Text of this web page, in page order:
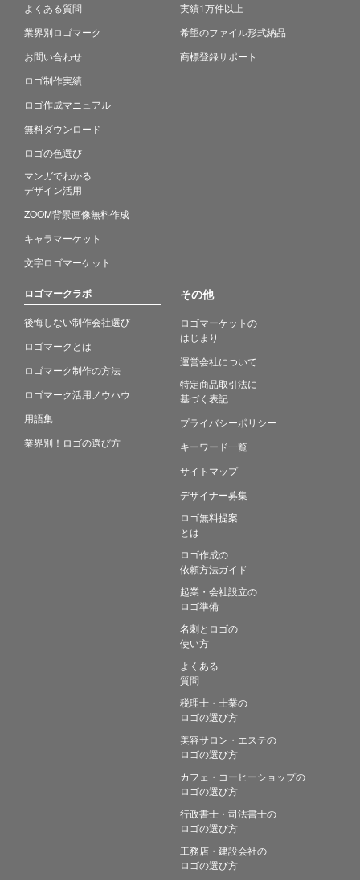
よくある質問
業界別ロゴマーク
お問い合わせ
ロゴ制作実績
ロゴ作成マニュアル
無料ダウンロード
ロゴの色選び
マンガでわかる
デザイン活用
ZOOM背景画像無料作成
キャラマーケット
文字ロゴマーケット
実績1万件以上
希望のファイル形式納品
商標登録サポート
ロゴマークラボ
後悔しない制作会社選び
ロゴマークとは
ロゴマーク制作の方法
ロゴマーク活用ノウハウ
用語集
業界別！ロゴの選び方
その他
ロゴマーケットの
はじまり
運営会社について
特定商品取引法に
基づく表記
プライバシーポリシー
キーワード一覧
サイトマップ
デザイナー募集
ロゴ無料提案
とは
ロゴ作成の
依頼方法ガイド
起業・会社設立の
ロゴ準備
名刺とロゴの
使い方
よくある
質問
税理士・士業の
ロゴの選び方
美容サロン・エステの
ロゴの選び方
カフェ・コーヒーショップの
ロゴの選び方
行政書士・司法書士の
ロゴの選び方
工務店・建設会社の
ロゴの選び方